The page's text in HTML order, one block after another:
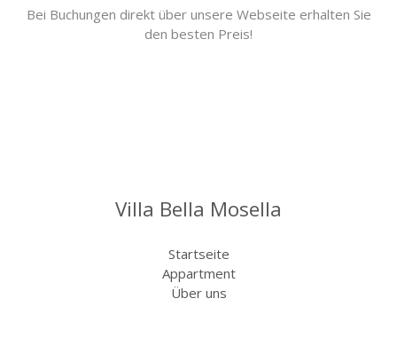
Bei Buchungen direkt über unsere Webseite erhalten Sie
den besten Preis!
Villa Bella Mosella
Startseite
Appartment
Über uns